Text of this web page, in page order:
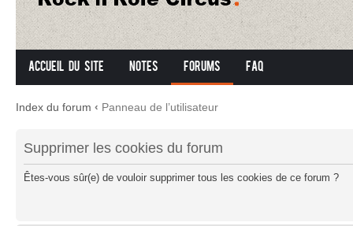
Accueil du site Notes Forums FAQ
Index du forum ‹ Panneau de l’utilisateur
Supprimer les cookies du forum
Êtes-vous sûr(e) de vouloir supprimer tous les cookies de ce forum ?